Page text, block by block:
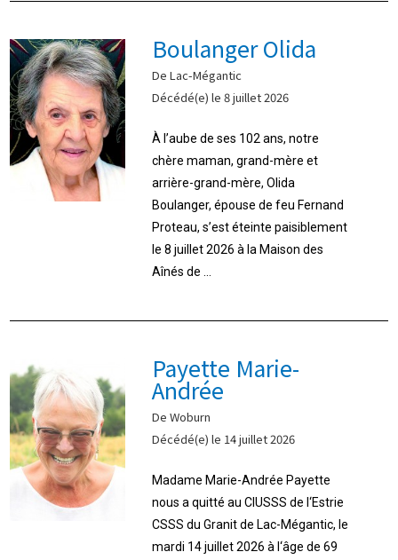
Boulanger Olida
De Lac-Mégantic
Décédé(e) le 8 juillet 2026
À l’aube de ses 102 ans, notre
chère maman, grand-mère et
arrière-grand-mère, Olida
Boulanger, épouse de feu Fernand
Proteau, s’est éteinte paisiblement
le 8 juillet 2026 à la Maison des
Aînés de ...
Payette Marie-
Andrée
De Woburn
Décédé(e) le 14 juillet 2026
Madame Marie-Andrée Payette
nous a quitté au CIUSSS de l‘Estrie
CSSS du Granit de Lac-Mégantic, le
mardi 14 juillet 2026 à l‘âge de 69